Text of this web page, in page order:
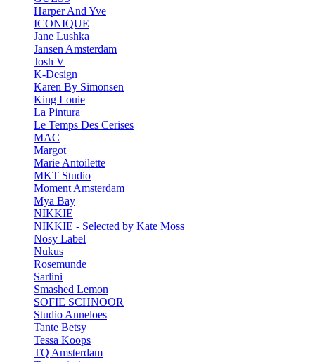
Harper And Yve
ICONIQUE
Jane Lushka
Jansen Amsterdam
Josh V
K-Design
Karen By Simonsen
King Louie
La Pintura
Le Temps Des Cerises
MAC
Margot
Marie Antoilette
MKT Studio
Moment Amsterdam
Mya Bay
NIKKIE
NIKKIE - Selected by Kate Moss
Nosy Label
Nukus
Rosemunde
Sarlini
Smashed Lemon
SOFIE SCHNOOR
Studio Anneloes
Tante Betsy
Tessa Koops
TQ Amsterdam